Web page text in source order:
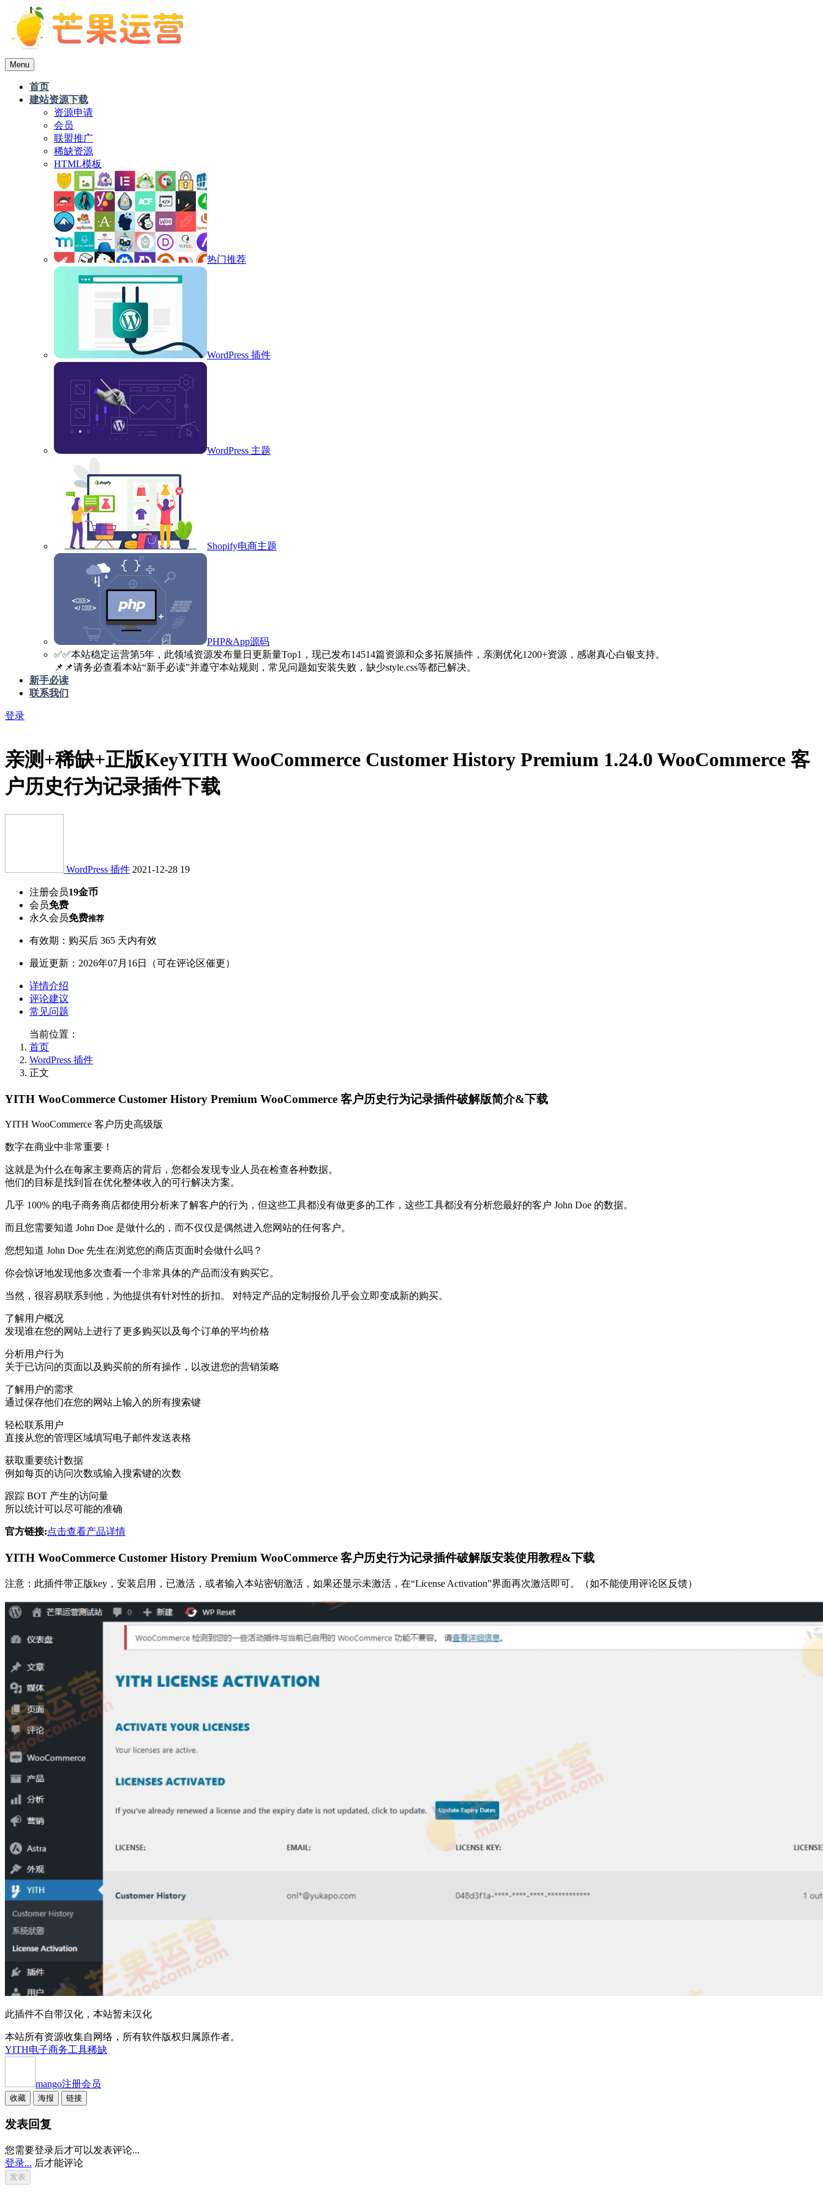
Menu
首页
建站资源下载
资源申请
会员
联盟推广
稀缺资源
HTML模板
热门推荐
WordPress 插件
WordPress 主题
Shopify电商主题
PHP&App源码
✅️✅️本站稳定运营第5年，此领域资源发布量日更新量Top1，现已发布14514篇资源和众多拓展插件，亲测优化1200+资源，感谢真心白银支持。
📌📌请务必查看本站“新手必读”并遵守本站规则，常见问题如安装失败，缺少style.css等都已解决。
新手必读
联系我们
登录
亲测+稀缺+正版KeyYITH WooCommerce Customer History Premium 1.24.0 WooCommerce 客
户历史行为记录插件下载
WordPress 插件 2021-12-28 19
注册会员19金币
会员免费
永久会员免费推荐
有效期：购买后 365 天内有效
最近更新：2026年07月16日（可在评论区催更）
详情介绍
评论建议
常见问题
当前位置：
首页
WordPress 插件
正文
YITH WooCommerce Customer History Premium WooCommerce 客户历史行为记录插件破解版简介&下载
YITH WooCommerce 客户历史高级版
数字在商业中非常重要！
这就是为什么在每家主要商店的背后，您都会发现专业人员在检查各种数据。
他们的目标是找到旨在优化整体收入的可行解决方案。
几乎 100% 的电子商务商店都使用分析来了解客户的行为，但这些工具都没有做更多的工作，这些工具都没有分析您最好的客户 John Doe 的数据。
而且您需要知道 John Doe 是做什么的，而不仅仅是偶然进入您网站的任何客户。
您想知道 John Doe 先生在浏览您的商店页面时会做什么吗？
你会惊讶地发现他多次查看一个非常具体的产品而没有购买它。
当然，很容易联系到他，为他提供有针对性的折扣。 对特定产品的定制报价几乎会立即变成新的购买。
了解用户概况
发现谁在您的网站上进行了更多购买以及每个订单的平均价格
分析用户行为
关于已访问的页面以及购买前的所有操作，以改进您的营销策略
了解用户的需求
通过保存他们在您的网站上输入的所有搜索键
轻松联系用户
直接从您的管理区域填写电子邮件发送表格
获取重要统计数据
例如每页的访问次数或输入搜索键的次数
跟踪 BOT 产生的访问量
所以统计可以尽可能的准确
官方链接:点击查看产品详情
YITH WooCommerce Customer History Premium WooCommerce 客户历史行为记录插件破解版安装使用教程&下载
注意：此插件带正版key，安装启用，已激活，或者输入本站密钥激活，如果还显示未激活，在“License Activation”界面再次激活即可。（如不能使用评论区反馈）
此插件不自带汉化，本站暂未汉化
本站所有资源收集自网络，所有软件版权归属原作者。
YITH电子商务工具稀缺
mango注册会员
收藏 海报 链接
发表回复
您需要登录后才可以发表评论...
登录... 后才能评论